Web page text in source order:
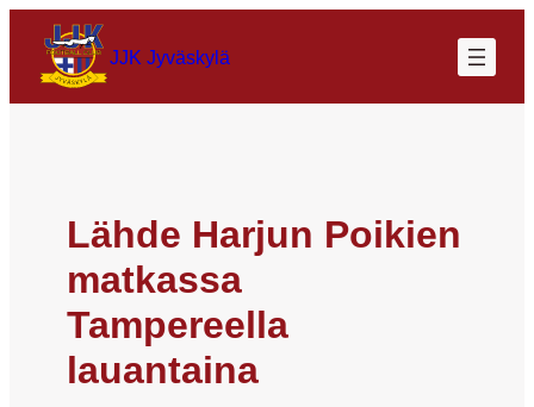
JJK Jyväskylä
Lähde Harjun Poikien
matkassa
Tampereella
lauantaina